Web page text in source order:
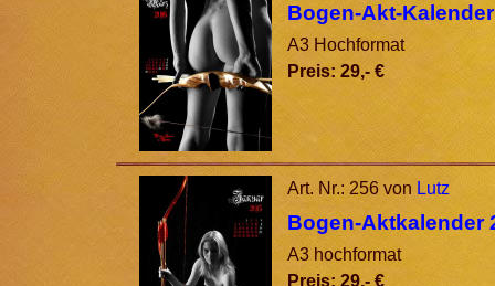
Bogen-Akt-
A3 Hochformat
Preis: 29,- €
Art. Nr.: 256 von Lutz
Bogen-Aktkalender
A3 hochformat
Preis: 29,- €